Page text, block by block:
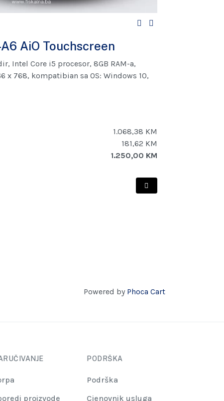
AiO Touchscreen
Intel Core i5 procesor, 8GB RAM-a,
x 768, kompatibian sa OS: Windows 10,
1.068,38 KM
181,62 KM
1.250,00 KM
Powered by Phoca Cart
proizvode
PODRŠKA
Podrška
Cjenovnik usluga